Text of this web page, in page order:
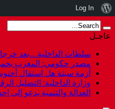
عاجـل
سلطات الداخلية…بعد
مصدر حكومي: المغرب يحمي
أزمة سبتة هل استقال
وزارة الداخلية: التضليل
العدالة والتنمية يدعو
نبذة
عن
ووردبريس
Log In